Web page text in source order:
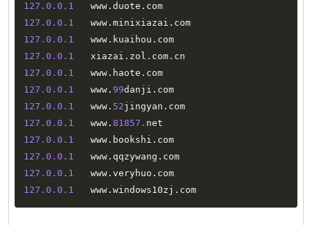
127.0 .0 .1
   www
. duote .
127.0 .0 .1
   www
. minixiazai .
127.0 .0 .1
   www
. kuaihou .
127.0 .0 .1
   xiazai
. zol . com .
127.0 .0 .1
   www
. haote .
127.0 .0 .1
   www
. 99danji .
127.0 .0 .1
   www
. 52jingyan .
127.0 .0 .1
   www
. 81857.
127.0 .0 .1
   www
. bookshi .
127.0 .0 .1
   www
. qqzywang .
127.0 .0 .1
   www
. veryhuo .
127.0 .0 .1
   www
. windows10zj . com